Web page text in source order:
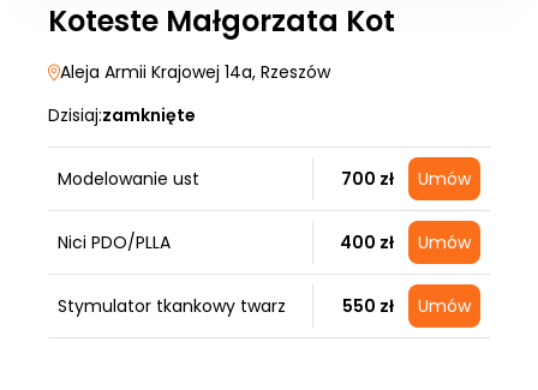
Koteste Małgorzata Kot
Aleja Armii Krajowej 14a, Rzeszów
Dzisiaj:zamknięte
Modelowanie ust 700 zł Umów
Nici PDO/PLLA 400 zł Umów
Stymulator tkankowy twarz 550 zł Umów